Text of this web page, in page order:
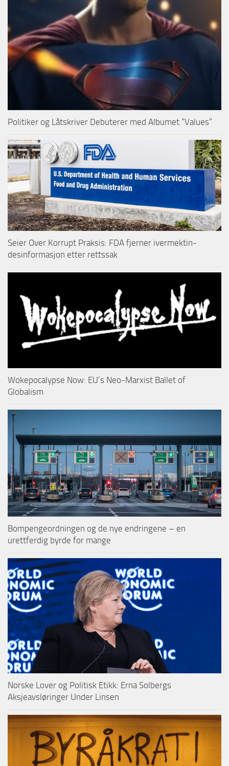
Politiker og Låtskriver Debuterer med Albumet “Values”
Seier Over Korrupt Praksis: FDA fjerner ivermektin-
desinformasjon etter rettssak
Wokepocalypse Now: EU’s Neo-Marxist Ballet of
Globalism
Bompengeordningen og de nye endringene – en
urettferdig byrde for mange
Norske Lover og Politisk Etikk: Erna Solbergs
Aksjeavsløringer Under Linsen